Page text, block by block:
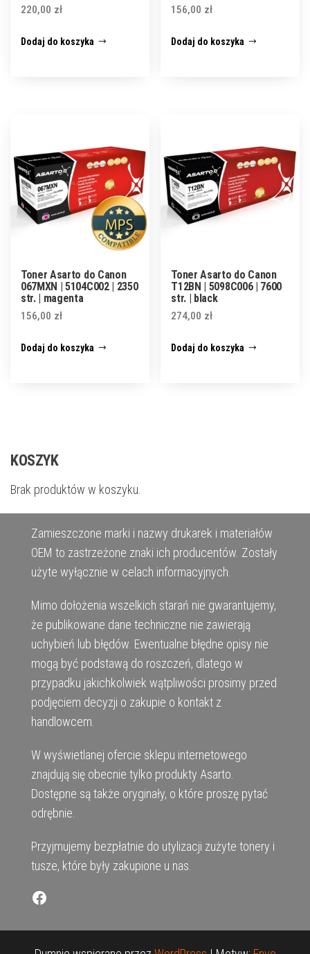
220,00 zł
Dodaj do koszyka
156,00 zł
Dodaj do koszyka
Toner Asarto do Canon
067MXN | 5104C002 | 2350
str. | magenta
156,00 zł
Dodaj do koszyka
Toner Asarto do Canon
T12BN | 5098C006 | 7600
str. | black
274,00 zł
Dodaj do koszyka
KOSZYK
Brak produktów w koszyku.
Zamieszczone marki i nazwy drukarek i materiałów
OEM to zastrzeżone znaki ich producentów. Zostały
użyte wyłącznie w celach informacyjnych.
Mimo dołożenia wszelkich starań nie gwarantujemy,
że publikowane dane techniczne nie zawierają
uchybień lub błędów. Ewentualne błędne opisy nie
mogą być podstawą do roszczeń, dlatego w
przypadku jakichkolwiek wątpliwości prosimy przed
podjęciem decyzji o zakupie o kontakt z
handlowcem.
W wyświetlanej ofercie sklepu internetowego
znajdują się obecnie tylko produkty Asarto.
Dostępne są także oryginały, o które proszę pytać
odrębnie.
Przyjmujemy bezpłatnie do utylizacji zużyte tonery i
tusze, które były zakupione u nas.
Facebook